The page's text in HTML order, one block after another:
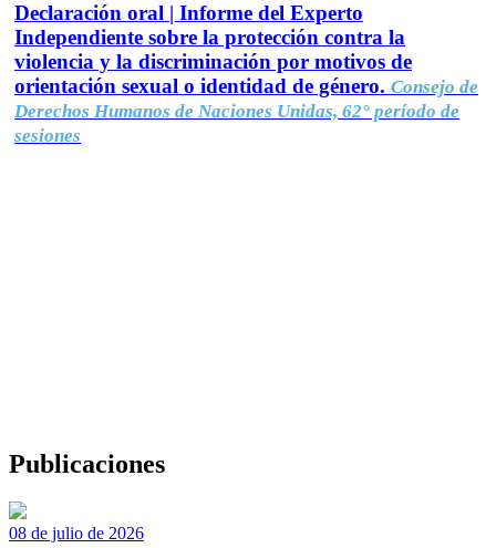
Declaración oral | Informe del Experto
Independiente sobre la protección contra la
violencia y la discriminación por motivos de
orientación sexual o identidad de género. Consejo de
Derechos Humanos de Naciones Unidas, 62° período de
sesiones
Publicaciones
08 de julio de 2026